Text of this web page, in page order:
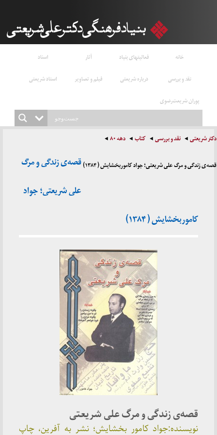
خانه فعالیتهای بنیاد آثار
اسناد
نقد و بررسی
درباره شریعتی فیلم و تصاویر
استاد شریعتی
پوران شریعت‌رضوی
دکتر شریعتی نقد و بررسی کتاب دهه ۸۰
قصه‌ی زندگی و مرگ علی شریعتی؛ جواد کاموربخشایش ( ۱۳۸۴)
قصه‌ی زندگی و مرگ
علی شریعتی؛ جواد
کاموربخشایش ( ۱۳۸۴)
قصه‌ی زندگی و مرگ علی شریعتی
نویسنده:جواد کامور بخشایش؛ نشر به آفرین، چاپ